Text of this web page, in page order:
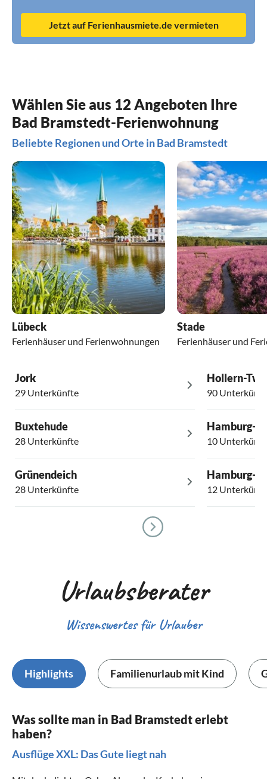
Jetzt auf Ferienhausmiete.de vermieten
Wählen Sie aus 12 Angeboten Ihre
Bad Bramstedt-Ferienwohnung
Beliebte Regionen und Orte in Bad Bramstedt
Lübeck
Ferienhäuser und Ferienwohnungen
Stade
Ferienhäuser und
Jork
29 Unterkünfte
Buxtehude
28 Unterkünfte
Grünendeich
28 Unterkünfte
Hollern-
90
Hamburg-
10
Hamburg-
12
Urlaubsberater
Wissenswertes für Urlauber
Highlights Familienurlaub mit Kind
Was sollte man in Bad Bramstedt erlebt
haben?
Ausflüge XXL: Das Gute liegt nah